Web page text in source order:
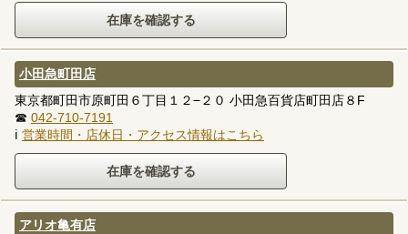
小田急町田店
東京都町田市原町田６丁目１２−２０ 小田急百貨店町田店８F
☎ 042-710-7191
ℹ 営業時間・店休日・アクセス情報はこちら
アリオ亀有店